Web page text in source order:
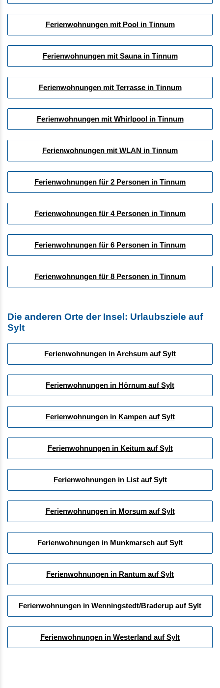
Ferienwohnungen mit Pool in Tinnum
Ferienwohnungen mit Sauna in Tinnum
Ferienwohnungen mit Terrasse in Tinnum
Ferienwohnungen mit Whirlpool in Tinnum
Ferienwohnungen mit WLAN in Tinnum
Ferienwohnungen für 2 Personen in Tinnum
Ferienwohnungen für 4 Personen in Tinnum
Ferienwohnungen für 6 Personen in Tinnum
Ferienwohnungen für 8 Personen in Tinnum
Die anderen Orte der Insel: Urlaubsziele auf
Sylt
Ferienwohnungen in Archsum auf Sylt
Ferienwohnungen in Hörnum auf Sylt
Ferienwohnungen in Kampen auf Sylt
Ferienwohnungen in Keitum auf Sylt
Ferienwohnungen in List auf Sylt
Ferienwohnungen in Morsum auf Sylt
Ferienwohnungen in Munkmarsch auf Sylt
Ferienwohnungen in Rantum auf Sylt
Ferienwohnungen in Wenningstedt/Braderup auf Sylt
Ferienwohnungen in Westerland auf Sylt